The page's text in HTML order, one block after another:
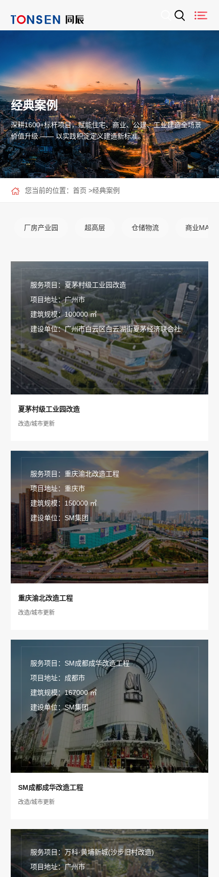
经典案例
深耕1600+标杆项目，赋能住宅、商业、公建、工业建造全场景
价值升级 —— 以实践积淀定义建造新标准。
您当前的位置：首页 >经典案例
厂房产业园 超高层 仓储物流 商业MALL
服务项目：夏茅村级工业园改造
项目地址：广州市
建筑规模：100000 ㎡
建设单位：广州市白云区白云湖街夏茅经济联合社
夏茅村级工业园改造
改造/城市更新
服务项目：重庆渝北改造工程
项目地址：重庆市
建筑规模：150000 ㎡
建设单位：SM集团
重庆渝北改造工程
改造/城市更新
服务项目：SM成都成华改造工程
项目地址：成都市
建筑规模：167000 ㎡
建设单位：SM集团
SM成都成华改造工程
改造/城市更新
服务项目：万科·黄埔新城(沙步旧村改造)
项目地址：广州市